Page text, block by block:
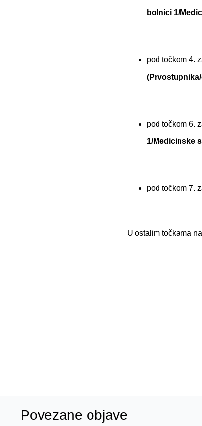
bolnici 1/
pod točkom 4.
pod točkom 6.
1/Medicinske
pod točkom 7.
U ostalim točkama
Povezane objave